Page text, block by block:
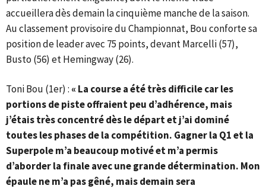
accueillera dès demain la cinquième manche de la saison.
Au classement provisoire du Championnat, Bou conforte sa
position de leader avec 75 points, devant Marcelli (57),
Busto (56) et Hemingway (26).
Toni Bou (1er) : « La course a été très difficile car les
portions de piste offraient peu d’adhérence, mais
j’étais très concentré dès le départ et j’ai dominé
toutes les phases de la compétition. Gagner la Q1 et la
Superpole m’a beaucoup motivé et m’a permis
d’aborder la finale avec une grande détermination. Mon
épaule ne m’a pas gêné, mais demain sera